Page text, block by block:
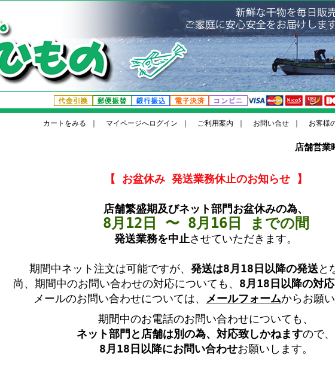
カートをみる マイページへログイン ご利用案内 お問い合せ お客様
店舗営
【 お盆休み 発送業務休止のお知らせ 】
店舗繁盛期及びネット部門お盆休みの為、
8月12日 〜 8月16日 までの間
発送業務を中止させていただきます。
期間中ネット注文は可能ですが、 発送は8月18日以降の発送と
尚、期間中のお問い合わせの対応についても、 8月18日以降の対応
メールのお問い合わせについては、
メールフォームからお願い
期間中のお電話のお問い合わせについても、
ネット部門と店舗は別の為、 対応致しかねますので、
8月18日以降にお問い合わせお願いします。